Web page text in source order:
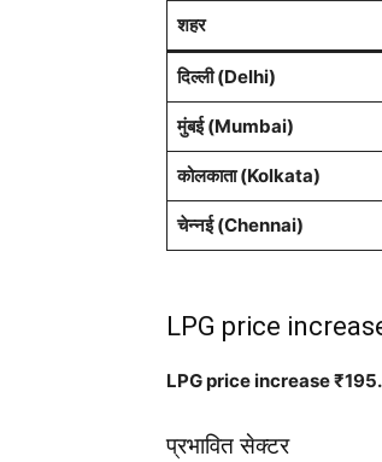
शहर
दिल्ली (Delhi)
मुंबई (Mumbai)
कोलकाता (Kolkata)
चेन्नई (Chennai)
LPG price
LPG price increase
प्रभावित सेक्टर